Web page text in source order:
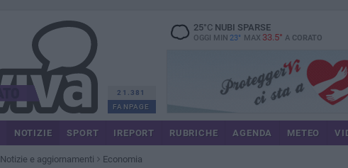
21.381
FANPAGE
25°CNUBI SPARSE
OGGI MIN 23° MAX 33.5° A CORATO
NOTIZIE SPORT IREPORT RUBRICHE AGENDA METEO
Notizie e aggiornamenti Economia